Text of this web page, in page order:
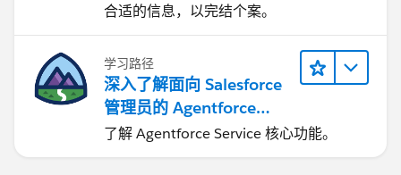
合适的信息，以完结个案。
学习路径
深入了解面向 Salesforce
管理员的 Agentforce
Service
了解 Agentforce Service 核心功能。